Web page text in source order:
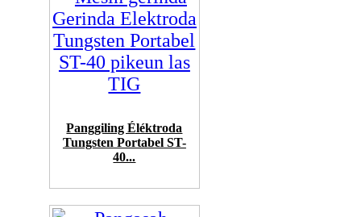
Panggiling Éléktroda
Tungsten Portabel ST-
40...